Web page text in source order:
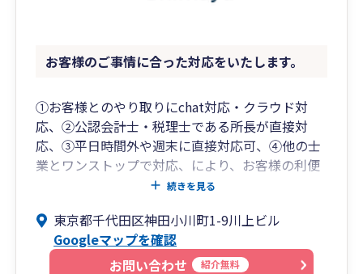
お客様のご事情に合った対応をいたします。
①お客様とのやり取りにchat対応・クラウド対
応、②公認会計士・税理士である所長が直接対
応、③平日時間外や週末に直接対応可、④他の士
業とワンストップで対応、により、お客様の利便
性、安心感、満足感の最大化を目指します。
続きを見る
東京都千代田区神田小川町1-9川上ビル
Googleマップを確認
お問い合わせ
紹介無料